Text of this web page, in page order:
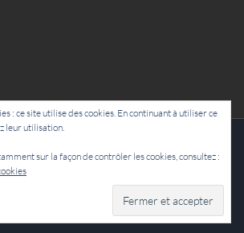
Facebook
: ce site utilise des cookies. En continuant à utiliser ce
leur utilisation.
sur la façon de contrôler les cookies, consultez :